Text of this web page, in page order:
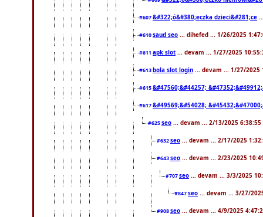
#607&#322;ó&#380;eczka dzieci&#281;ce
#610saud seo ... dihefed ... 1/26/2025
#611 apk slot ... devam ... 1/27/2025
#613bola slot login ... devam ... 1/27/2025
#615&#47560;&#44257;
#617&#49569;&#54028;
#625seo ... devam ... 2/13/2025 6:38:55
#632seo ... devam ... 2/17/2025
#643seo ... devam ... 2/23/2025
#707seo ... devam ... 3/3/2025
#847seo ... devam ... 3/27/
#908seo ... devam ... 4/9/2025